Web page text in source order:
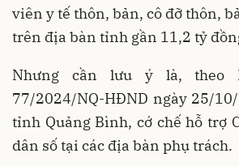
viên y tế thôn, bản, cô đỡ thôn,
trên địa bàn tỉnh gần 11,2 tỷ
Nhưng cần lưu ý là, theo
77/2024/NQ-HĐND ngày 25/
tỉnh Quảng Bình, cớ chế hỗ trợ
dân số tại các địa bàn phụ trách.